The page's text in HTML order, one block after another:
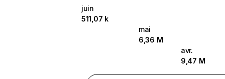
juin
511,07 k
mai
6,36 M
avr.
9,47 M